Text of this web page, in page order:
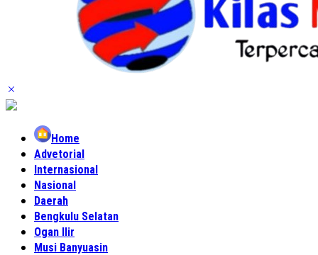
Home
Advetorial
Internasional
Nasional
Daerah
Bengkulu Selatan
Ogan Ilir
Musi Banyuasin